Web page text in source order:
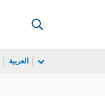
العربية